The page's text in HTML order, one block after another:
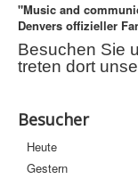
Streuobstwiese
Newsletter
"Music and
Denvers offizieller
Besuchen Sie
treten dort
Besucher
Heute
Gestern